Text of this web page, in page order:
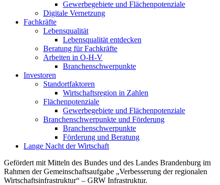
Gewerbegebiete und Flächenpotenziale
Digitale Vernetzung
Fachkräfte
Lebensqualität
Lebensqualität entdecken
Beratung für Fachkräfte
Arbeiten in O-H-V
Branchenschwerpunkte
Investoren
Standortfaktoren
Wirtschaftsregion in Zahlen
Flächenpotenziale
Gewerbegebiete und Flächenpotenziale
Branchenschwerpunkte und Förderung
Branchenschwerpunkte
Förderung und Beratung
Lange Nacht der Wirtschaft
Gefördert mit Mitteln des Bundes und des Landes Brandenburg im
Rahmen der Gemeinschaftsaufgabe „Verbesserung der regionalen
Wirtschaftsinfrastruktur“ – GRW Infrastruktur.